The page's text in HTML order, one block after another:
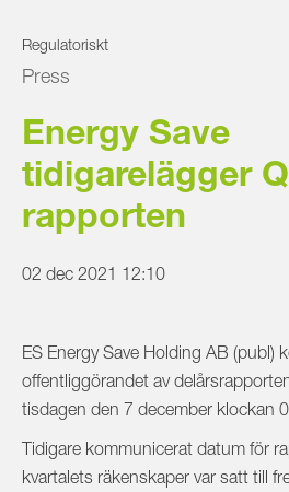
Press
Regulatoriskt
Energy Save
tidigarelägger
rapporten
02 dec 2021 12:10
ES Energy Save Holding AB (publ)
offentliggörandet av
tisdagen den 7 december klockan
Tidigare kommunicerat datum för
kvartalets räkenskaper var satt till